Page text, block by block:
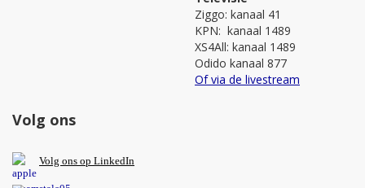
Ziggo: kanaal 41
KPN: kanaal 1489
XS4All: kanaal 1489
Odido kanaal 877
Of via de livestream
Volg ons
Volg ons op LinkedIn